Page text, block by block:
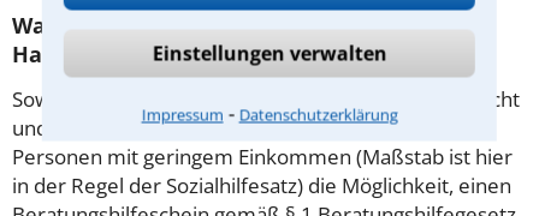
Einstellungen verwalten
Impressum ⁃ Datenschutzerklärung
Was tun wenn ich mir keinen Anwalt für
Haftpflichtversicherung leisten kann?
Soweit die Rechtsangelegenheit noch nicht vor Gericht
und eine Rechtsberatung notwendig ist, haben
Personen mit geringem Einkommen (Maßstab ist hier
in der Regel der Sozialhilfesatz) die Möglichkeit, einen